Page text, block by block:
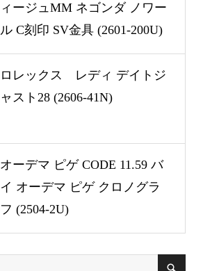
ィージュMM ネゴンダ ノワー
ル C刻印 SV金具 (2601-200U)
ロレックス レディ デイトジ
ャスト28 (2606-41N)
オーデマ ピゲ CODE 11.59 バ
イ オーデマ ピゲ クロノグラ
フ (2504-2U)